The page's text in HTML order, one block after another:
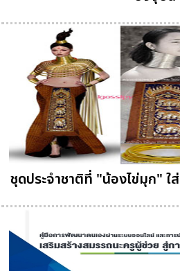
ชุดประจำชาติที่ "น้องไข่มุก" ใ